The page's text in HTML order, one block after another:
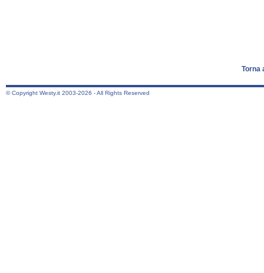
Torna
© Copyright Westy.it 2003-2026 - All Rights Reserved